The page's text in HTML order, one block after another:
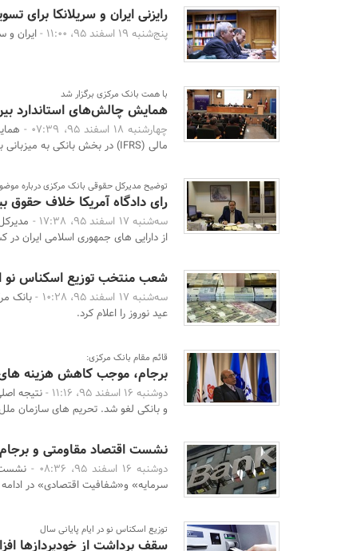
رایزنی ایران و سریلانکا برای
پنج‌شنبه 19 اسفند 95، 11:00 - ایران و
با همت بانک مرکزی برگزار شد
همایش چالش‌های استاندارد
چهارشنبه 18 اسفند 95، 07:39 -
مالی (IFRS) در بخش بانکی به میزبانی بانک مرکزی جمهوری اسل ...
توضیح مدیرکل حقوقی بانک مرکزی درباره موضوع 1.6 میلیارد دلار از دارایی‌های این
رای دادگاه آمریکا خلاف حقوق
سه‌شنبه 17 اسفند 95، 17:38 -
از دارایی های جمهوری اسلامی ایران در
شعب منتخب توزیع اسکناس نو
سه‌شنبه 17 اسفند 95، 10:28 -
بانک
عید نوروز را اعلام کرد.
قائم مقام بانک مرکزی:
برجام، موجب کاهش هزینه های
دوشنبه 16 اسفند 95، 11:16 -
نتیجه
و بانکی لغو شد. تحریم های سازمان
نشست اقتصاد مقاومتی و برجام
دوشنبه 16 اسفند 95، 08:36 -
نشست
سرمایه» و«شفافیت اقتصادی» در
توزیع اسکناس نو در ایام پایانی سال
سقف برداشت از خودپردازها